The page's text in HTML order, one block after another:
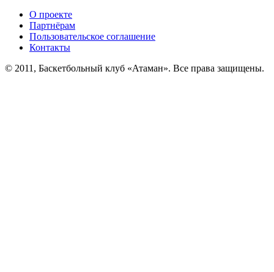
О проекте
Партнёрам
Пользовательское соглашение
Контакты
© 2011, Баскетбольный клуб «Атаман». Все права защищены.